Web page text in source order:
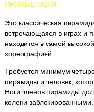
ПРЯМЫЕ НОГИ
Это классическая
встречающаяся в играх и
находится в самой
хореографией.
Требуется минимум
пирамиды и человек,
Ноги членов пирамиды
колени заблокированными..